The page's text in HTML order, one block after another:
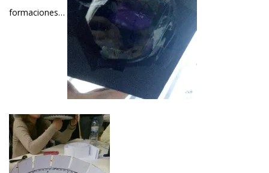
formaciones…